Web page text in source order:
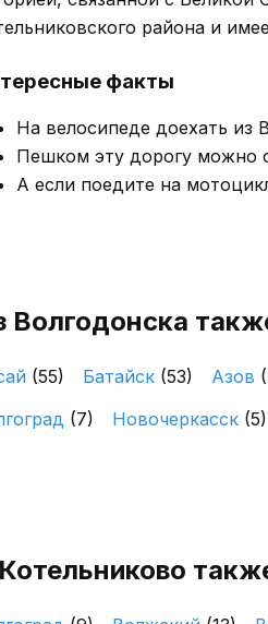
района и
факты
На велосипеде доехать из
Пешком эту дорогу можно
А если поедите на
Волгодонска
(55) Батайск (53) Азов
(7) Новочеркасск (5)